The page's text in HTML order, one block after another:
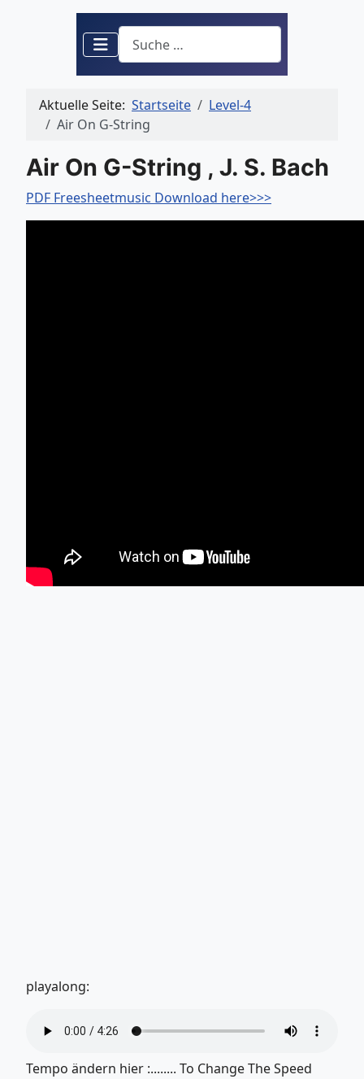
Suchen
Aktuelle Seite: Startseite
Level-4
Air On G-String
Air On G-String , J. S. Bach
PDF Freesheetmusic Download here>>>
playalong:
Tempo ändern hier :........ To Change The Speed